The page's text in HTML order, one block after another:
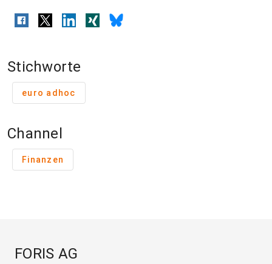
Stichworte
euro adhoc
Channel
Finanzen
FORIS AG